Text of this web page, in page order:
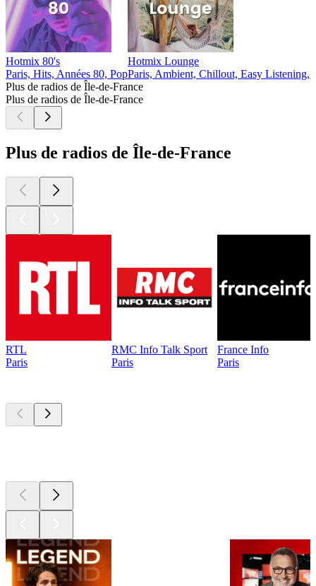
Hotmix 80's
Paris, Hits, Années 80, Pop
Hotmix Lounge
Paris, Ambient, Chillout, Easy Listening,
Plus de radios de Île-de-France
Plus de radios de Île-de-France
Plus de radios de Île-de-France
RTL
Paris
RMC Info Talk Sport
Paris
France Info
Paris